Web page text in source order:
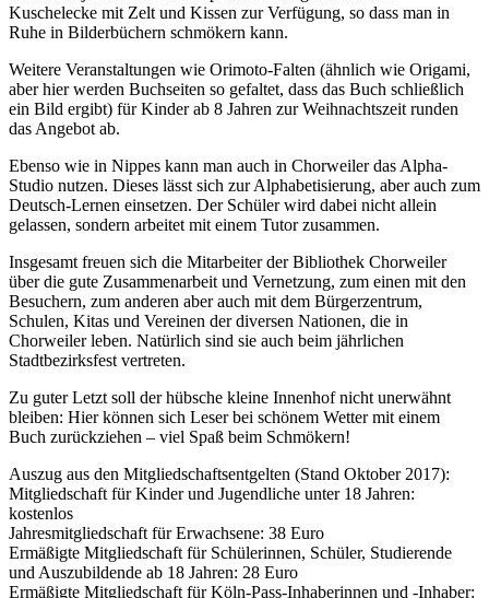
Kuschelecke mit Zelt und Kissen zur Verfügung, so dass man in
Ruhe in Bilderbüchern schmökern kann.
Weitere Veranstaltungen wie Orimoto-Falten (ähnlich wie Origami,
aber hier werden Buchseiten so gefaltet, dass das Buch schließlich
ein Bild ergibt) für Kinder ab 8 Jahren zur Weihnachtszeit runden
das Angebot ab.
Ebenso wie in Nippes kann man auch in Chorweiler das Alpha-
Studio nutzen. Dieses lässt sich zur Alphabetisierung, aber auch zum
Deutsch-Lernen einsetzen. Der Schüler wird dabei nicht allein
gelassen, sondern arbeitet mit einem Tutor zusammen.
Insgesamt freuen sich die Mitarbeiter der Bibliothek Chorweiler
über die gute Zusammenarbeit und Vernetzung, zum einen mit den
Besuchern, zum anderen aber auch mit dem Bürgerzentrum,
Schulen, Kitas und Vereinen der diversen Nationen, die in
Chorweiler leben. Natürlich sind sie auch beim jährlichen
Stadtbezirksfest vertreten.
Zu guter Letzt soll der hübsche kleine Innenhof nicht unerwähnt
bleiben: Hier können sich Leser bei schönem Wetter mit einem
Buch zurückziehen – viel Spaß beim Schmökern!
Auszug aus den Mitgliedschaftsentgelten (Stand Oktober 2017):
Mitgliedschaft für Kinder und Jugendliche unter 18 Jahren:
kostenlos
Jahresmitgliedschaft für Erwachsene: 38 Euro
Ermäßigte Mitgliedschaft für Schülerinnen, Schüler, Studierende
und Auszubildende ab 18 Jahren: 28 Euro
Ermäßigte Mitgliedschaft für Köln-Pass-Inhaberinnen und -Inhaber: